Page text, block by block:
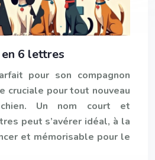
en 6 lettres
pour son compagnon
cruciale pour tout nouveau
Un nom court et
peut s’avérer idéal, à la
et mémorisable pour le